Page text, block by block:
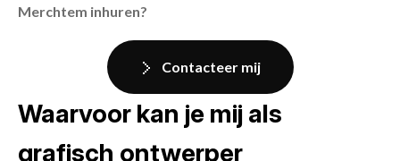
Merchtem inhuren?
Contacteer mij
Waarvoor kan je mij als
grafisch ontwerper